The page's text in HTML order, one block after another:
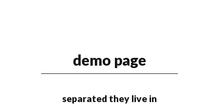
demo page
separated they live in